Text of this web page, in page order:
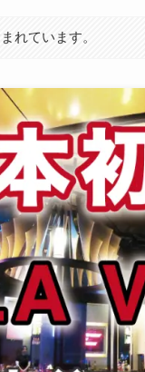
れています。